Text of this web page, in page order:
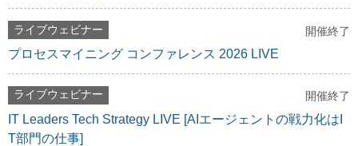
ライブウェビナー 開催終了
プロセスマイニング コンファレンス 2026 LIVE
ライブウェビナー 開催終了
IT Leaders Tech Strategy LIVE [AIエージェントの戦力化はI
T部門の仕事]